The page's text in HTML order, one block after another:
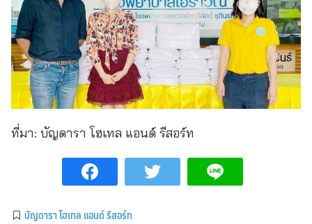
ที่มา: บัญดารา โฮเทล แอนด์ รีสอร์ท
บัญดารา โฮเทล แอนด์ รีสอร์ท